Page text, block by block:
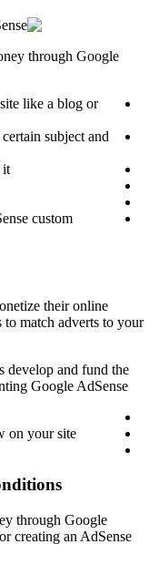
through Google
like a blog or
subject and
custom
their online
to match adverts to your
develop and fund the
Google AdSense
on your site.
through Google
creating an AdSense